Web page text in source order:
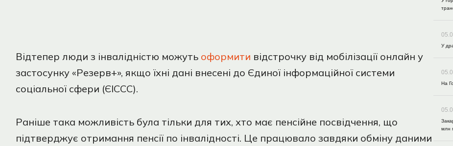
Відтепер люди з інвалідністю можуть оформити відстрочку від мобілізації онлайн у
застосунку «Резерв+», якщо їхні дані внесені до Єдиної інформаційної системи
соціальної сфери (ЄІССС).
Раніше така можливість була тільки для тих, хто має пенсійне посвідчення, що
підтверджує отримання пенсії по інвалідності. Це працювало завдяки обміну даними
У
На
млн